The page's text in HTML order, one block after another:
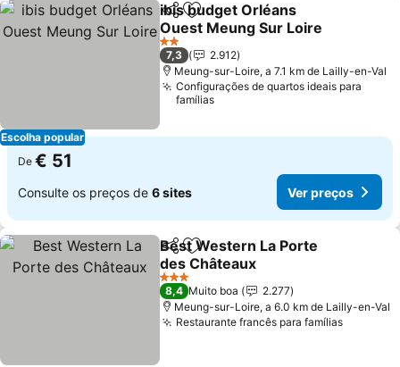
Escolha popular
PartilharAdicionar aos favoritos
ibis budget Orléans
Ouest Meung Sur Loire
2 Estrelas
7,3
2.912
Meung-sur-Loire, a 7.1 km de Lailly-en-Val
Configurações de quartos ideais para
famílias
De € 51
Consulte os preços de 6 sites Ver preços
PartilharAdicionar aos favoritos
Best Western La Porte
des Châteaux
3 Estrelas
8,4 Muito boa
2.277
Meung-sur-Loire, a 6.0 km de Lailly-en-Val
Restaurante francês para famílias